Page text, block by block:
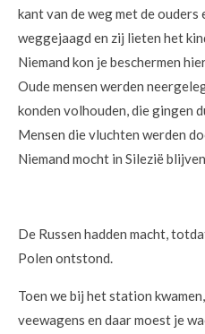
kant van de weg met de ouders
weggejaagd en zij lieten het
Niemand kon je beschermen
Oude mensen werden
konden volhouden, die gingen
Mensen die vluchten werden
Niemand mocht in Silezië
De Russen hadden macht,
Polen ontstond.
Toen we bij het station
veewagens en daar moest je